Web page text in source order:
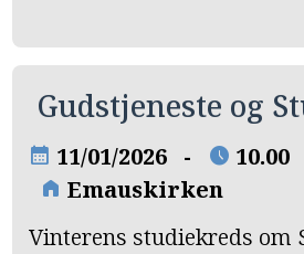
Gudstjeneste og
calendar_month 11/01/2026 - schedule 10.00
home Emauskirken
Vinterens studiekreds om